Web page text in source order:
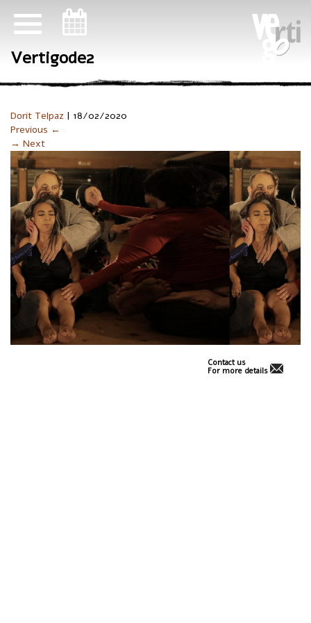
Vertigode2
Dorit Telpaz | 18/02/2020
Previous ←
→ Next
Contact us
For more details